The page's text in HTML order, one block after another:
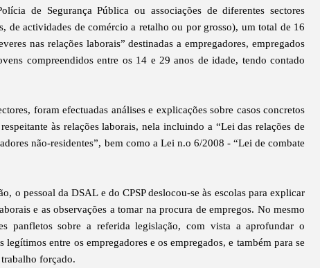
de Segurança Pública ou associações de diferentes sectores
de actividades de comércio a retalho ou por grosso), um total de 16
nas relações laborais” destinadas a empregadores, empregados
compreendidos entre os 14 e 29 anos de idade, tendo contado
foram efectuadas análises e explicações sobre casos concretos
às relações laborais, nela incluindo a “Lei das relações de
não-residentes”, bem como a Lei n.o 6/2008 - “Lei de combate
o pessoal da DSAL e do CPSP deslocou-se às escolas para explicar
e as observações a tomar na procura de empregos. No mesmo
panfletos sobre a referida legislação, com vista a aprofundar o
entre os empregadores e os empregados, e também para se
forçado.